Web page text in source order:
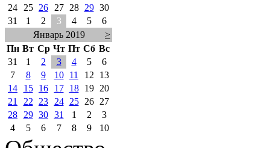
24
25 26 27 28 29 30
31
1 2 3 4 5
6
Январь 2019
>
Пн Вт Ср Чт Пт Сб Вс
31
1 2 3 4 5
6
7
8 9 10 11 12
13
14
15 16 17 18 19
20
21
22 23 24 25 26
27
28
29 30 31 1 2
3
4
5 6 7 8 9 10